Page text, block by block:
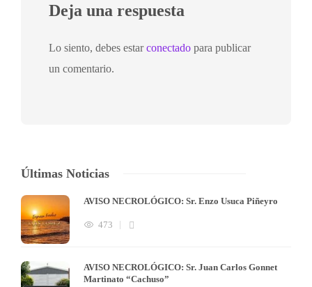
Deja una respuesta
Lo siento, debes estarconectado para publicar
un comentario.
Últimas Noticias
AVISO NECROLÓGICO: Sr. Enzo Usuca Piñeyro
473
AVISO NECROLÓGICO: Sr. Juan Carlos Gonnet
Martinato “Cachuso”